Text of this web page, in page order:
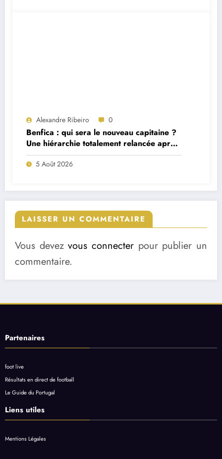
Alexandre Ribeiro 0
Benfica : qui sera le nouveau capitaine ?
Une hiérarchie totalement relancée après
deux départs majeurs
5 Août 2026
LAISSER UN COMMENTAIRE
Vous devezvous connecter pour publier un
commentaire.
Partenaires
foot live
Résultats en direct de football
Le Guide du Portugal
Liens utiles
Mentions Légales